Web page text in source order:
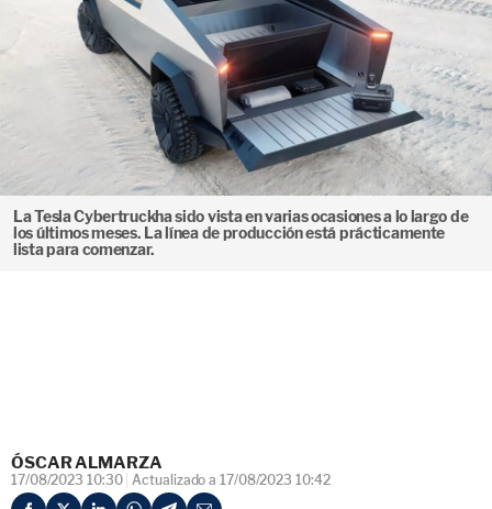
La Tesla Cybertruckha sido vista en varias ocasiones a lo largo de
los últimos meses. La línea de producción está prácticamente
lista para comenzar.
ÓSCAR ALMARZA
17/08/2023 10:30 Actualizado a 17/08/2023 10:42